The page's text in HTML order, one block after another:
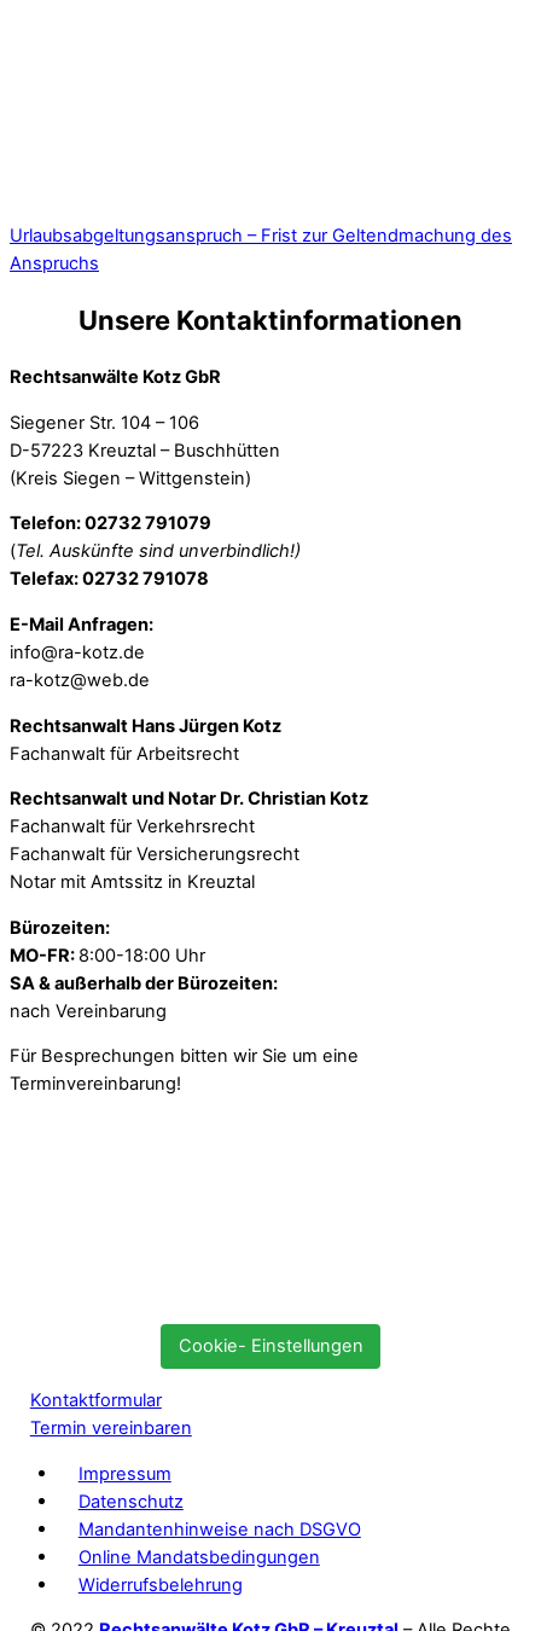
Urlaubsabgeltungsanspruch – Frist zur Geltendmachung des
Anspruchs
Unsere Kontaktinformationen
Rechtsanwälte Kotz GbR
Siegener Str. 104 – 106
D-57223 Kreuztal – Buschhütten
(Kreis Siegen – Wittgenstein)
Telefon: 02732 791079
(Tel. Auskünfte sind unverbindlich!)
Telefax: 02732 791078
E-Mail Anfragen:
info@ra-kotz.de
ra-kotz@web.de
Rechtsanwalt Hans Jürgen Kotz
Fachanwalt für Arbeitsrecht
Rechtsanwalt und Notar Dr. Christian Kotz
Fachanwalt für Verkehrsrecht
Fachanwalt für Versicherungsrecht
Notar mit Amtssitz in Kreuztal
Bürozeiten:
MO-FR: 8:00-18:00 Uhr
SA & außerhalb der Bürozeiten:
nach Vereinbarung
Für Besprechungen bitten wir Sie um eine
Terminvereinbarung!
Cookie- Einstellungen
Kontaktformular
Termin vereinbaren
Impressum
Datenschutz
Mandantenhinweise nach DSGVO
Online Mandatsbedingungen
Widerrufsbelehrung